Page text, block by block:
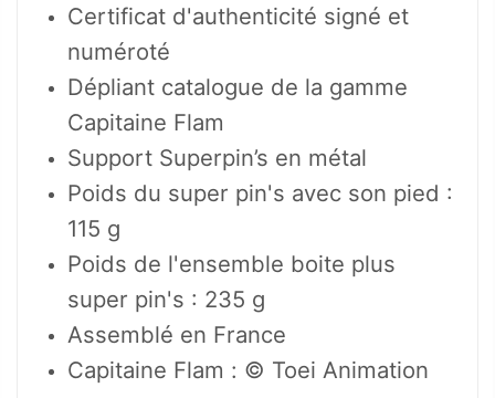
Certificat d'authenticité signé et
numéroté
Dépliant catalogue de la gamme
Capitaine Flam
Support Superpin’s en métal
Poids du super pin's avec son pied :
115 g
Poids de l'ensemble boite plus
super pin's : 235 g
Assemblé en France
Capitaine Flam : © Toei Animation